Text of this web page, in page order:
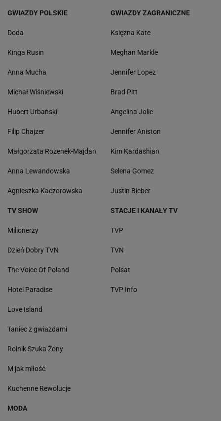
GWIAZDY POLSKIE
Doda
Kinga Rusin
Anna Mucha
Michał Wiśniewski
Hubert Urbański
Filip Chajzer
Małgorzata Rozenek-Majdan
Anna Lewandowska
Agnieszka Kaczorowska
GWIAZDY ZAGRANICZNE
Księżna Kate
Meghan Markle
Jennifer Lopez
Brad Pitt
Angelina Jolie
Jennifer Aniston
Kim Kardashian
Selena Gomez
Justin Bieber
TV SHOW
Milionerzy
Dzień Dobry TVN
The Voice Of Poland
Hotel Paradise
Love Island
Taniec z gwiazdami
Rolnik Szuka Żony
M jak miłość
Kuchenne Rewolucje
STACJE I KANAŁY TV
TVP
TVN
Polsat
TVP Info
MODA